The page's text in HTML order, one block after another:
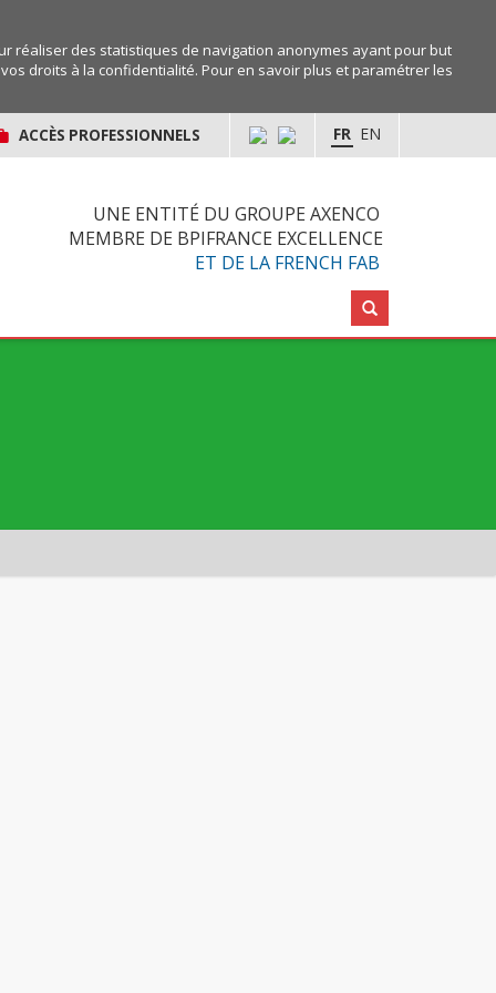
réaliser des statistiques de navigation anonymes ayant pour but
droits à la confidentialité. Pour en savoir plus et paramétrer les
ACCÈS PROFESSIONNELS EN
FR
UNE ENTITÉ DU GROUPE AXENCO
MEMBRE DE BPIFRANCE EXCELLENCE
ET DE LA FRENCH FAB